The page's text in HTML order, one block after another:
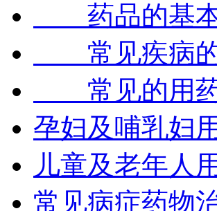
药品的基本
常见疾病
常见的用
孕妇及哺乳妇
儿童及老年人
常见病症药物